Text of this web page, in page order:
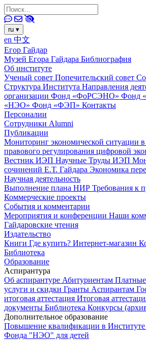
ru ▾
en 中文
Егор Гайдар
Музей Егора Гайдара Библиография
Об институте
Ученый совет Попечительский совет
Структура Института Направления
организации Фонд «ФоРСЭНО» Фонд
«НЭО» Фонд «ФЭП» Контакты
Персоналии
Сотрудники Alumni
Публикации
Мониторинг экономической ситуации
правового регулирования цифровой
Вестник ИЭП Научные Труды ИЭП
сочинений Е.Т. Гайдара Экономика
Научная деятельность
Выполнение плана НИР Требования к
Коммерческие проекты
События и комментарии
Мероприятия и конференции Наши
Гайдаровские чтения
Издательство
Книги Где купить? Интернет-магазин
Библиотека
Образование
Аспирантура
Об аспирантуре Абитуриентам Платные
услуги и скидки Гранты Аспирантам
итоговая аттестация Итоговая
документы Библиотека Конкурсы
Дополнительное образование
Повышение квалификации в Институте
Фонда "НЭО" для детей